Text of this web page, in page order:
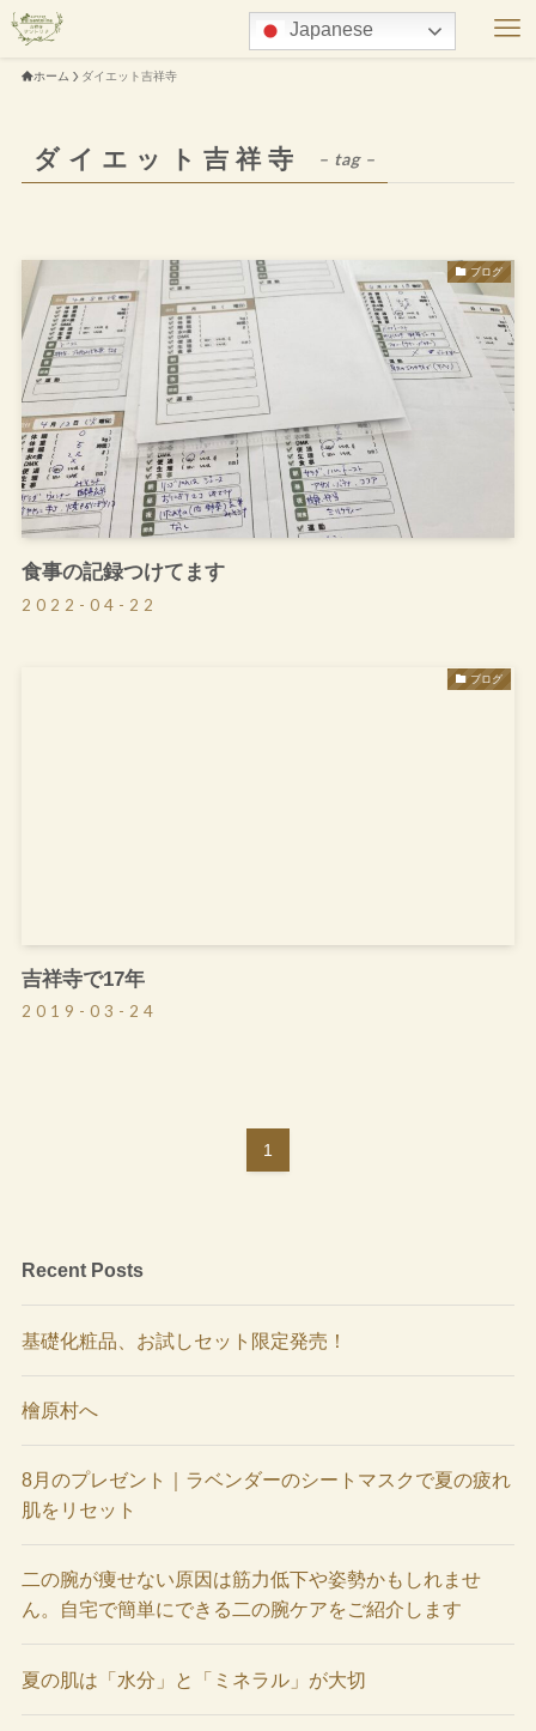
ホーム ダイエット吉祥寺
ダイエット吉祥寺 – tag –
ブログ
食事の記録つけてます
2022-04-22
ブログ
吉祥寺で17年
2019-03-24
1
Recent Posts
基礎化粧品、お試しセット限定発売！
檜原村へ
8月のプレゼント｜ラベンダーのシートマスクで夏の疲れ
肌をリセット
二の腕が痩せない原因は筋力低下や姿勢かもしれませ
ん。自宅で簡単にできる二の腕ケアをご紹介します
夏の肌は「水分」と「ミネラル」が大切
Japanese